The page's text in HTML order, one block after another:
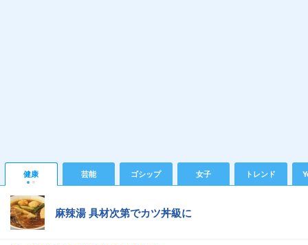
健康 芸能 ゴシップ 女子 トレンド
麻辣湯 具材次第でカツ丼級に